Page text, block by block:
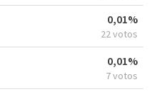
0,01%
22 votos
0,01%
7 votos